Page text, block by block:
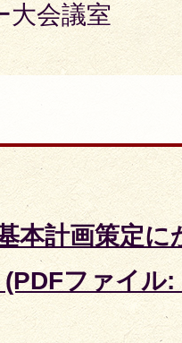
大会議室
本計画策定
ファイル